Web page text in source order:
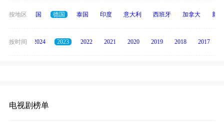
按地区
日本 韩国 德国 泰国 印度 意大利 西班牙 加拿大 新
按时间
2025 2024 2023 2022 2021 2020 2019 2018 2017
电视剧榜单